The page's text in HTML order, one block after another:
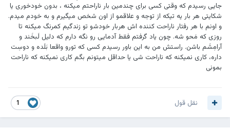
جایی رسیدم که وقتی کسی برای چندمین بار ناراحتم میکنه ، بدون خودخوری یا
شکایتی هر بار یه تیکه از توجه و علاقمو از اون شخص میگیرم و به خودم میدم‌.
و اونم با هر رفتار ناراحت کننده اش هربار خودشو تو زندگیم کمرنگ میکنه تا
روزی که مَحو شه. چون یاد گرفتم فقط آدمایی رو نگه دارم که دلیل لَبخَند و
آرامِشَم باشن. راستش من به این باور رسیدم کسی که تورو واقعا بَلَده و دوسِت
داره، کاری نمیکنه که ناراحت شی یا حداقل میتونم بگم کاری نمیکنه که ناراحت
بمونی
نقل قول